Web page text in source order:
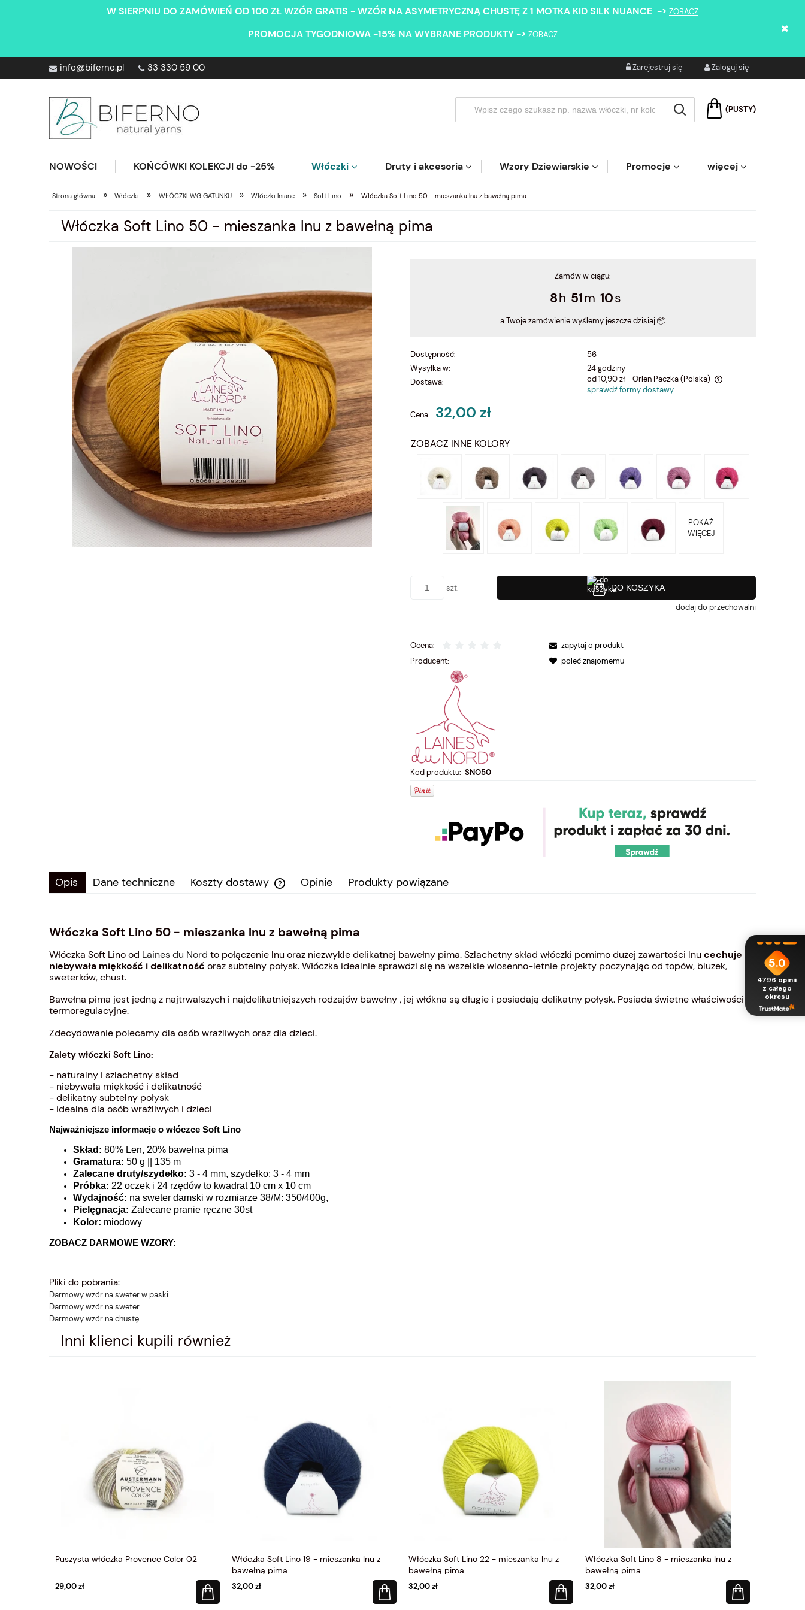
W SIERPNIU DO ZAMÓWIEŃ OD 100 ZŁ WZÓR GRATIS - WZÓR NA ASYMETRYCZNĄ CHUSTĘ Z 1 MOTKA KID SILK NUANCE -> ZOBACZ
PROMOCJA TYGODNIOWA -15% NA WYBRANE PRODUKTY -> ZOBACZ
info@biferno.pl 33 330 59 00 Zarejestruj się Zaloguj się
(PUSTY)
NOWOŚCI KOŃCÓWKI KOLEKCJI do -25% Włóczki Druty i akcesoria Wzory Dziewiarskie Promocje więcej
Strona główna » Włóczki » WŁÓCZKI WG GATUNKU » Włóczki lniane » Soft Lino » Włóczka Soft Lino 50 - mieszanka lnu z bawełną pima
Włóczka Soft Lino 50 - mieszanka lnu z bawełną pima
Zamów w ciągu:
8 51 9
a Twoje zamówienie wyślemy jeszcze dzisiaj 📦
Dostępność:
56
Wysyłka w:
24 godziny
Dostawa:
od 10,90 zł- Orlen Paczka(Polska)
sprawdź formy dostawy
Cena: 32,00 zł
ZOBACZ INNE KOLORY
POKAŻ
WIĘCEJ
szt. DO KOSZYKA
dodaj do przechowalni
Ocena:
Producent:
Kod produktu: SNO50
zapytaj o produkt
poleć znajomemu
Opis Dane techniczne Koszty dostawy
płatności
Opinie Produkty powiązane
Włóczka Soft Lino 50 - mieszanka lnu z bawełną pima
Włóczka Soft Lino od Laines du Nord to połączenie lnu oraz niezwykle delikatnej bawełny pima. Szlachetny skład włóczki pomimo dużej zawartości lnu cechuje
niebywała miękkość i delikatność oraz subtelny połysk. Włóczka idealnie sprawdzi się na wszelkie wiosenno-letnie projekty poczynając od topów, bluzek,
sweterków, chust.
Bawełna pima jest jedną z najtrwalszych i najdelikatniejszych rodzajów bawełny , jej włókna są długie i posiadają delikatny połysk. Posiada świetne właściwości
termoregulacyjne.
Zdecydowanie polecamy dla osób wrażliwych oraz dla dzieci.
Zalety włóczki Soft Lino:
- naturalny i szlachetny skład
- niebywała miękkość i delikatność
- delikatny subtelny połysk
- idealna dla osób wrażliwych i dzieci
Najważniejsze informacje o włóczce Soft Lino
Skład: 80% Len, 20% bawełna pima
Gramatura: 50 g || 135 m
Zalecane druty/szydełko: 3 - 4 mm, szydełko: 3 - 4 mm
Próbka: 22 oczek i 24 rzędów to kwadrat 10 cm x 10 cm
Wydajność: na sweter damski w rozmiarze 38/M: 350/400g,
Pielęgnacja: Zalecane pranie ręczne 30st
Kolor: miodowy
ZOBACZ DARMOWE WZORY:
Pliki do pobrania:
Darmowy wzór na sweter w paski
Darmowy wzór na sweter
Darmowy wzór na chustę
Inni klienci kupili również
Puszysta włóczka Provence Color 02
29,00 zł
Włóczka Soft Lino 19 - mieszanka lnu z
bawełną pima
32,00 zł
Włóczka Soft Lino 22 - mieszanka lnu z
bawełną pima
32,00 zł
Włóczka Soft Lino 8 - mieszanka lnu z
bawełną pima
32,00 zł
5.0
4796 opinii
z całego
okresu